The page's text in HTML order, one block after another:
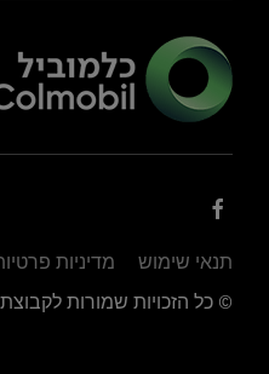
© כל הזכויות שמורות
תנאי שימוש מדיניות